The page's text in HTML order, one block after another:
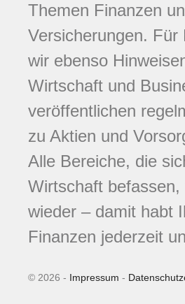
Themen Finanzen
Versicherungen. Für
wir ebenso
Wirtschaft und
veröffentlichen
zu Aktien und
Alle Bereiche, die
Wirtschaft
wieder – damit habt
Finanzen jederzeit
© 2026 - Impressum -